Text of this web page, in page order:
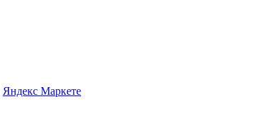
Яндекс Маркете